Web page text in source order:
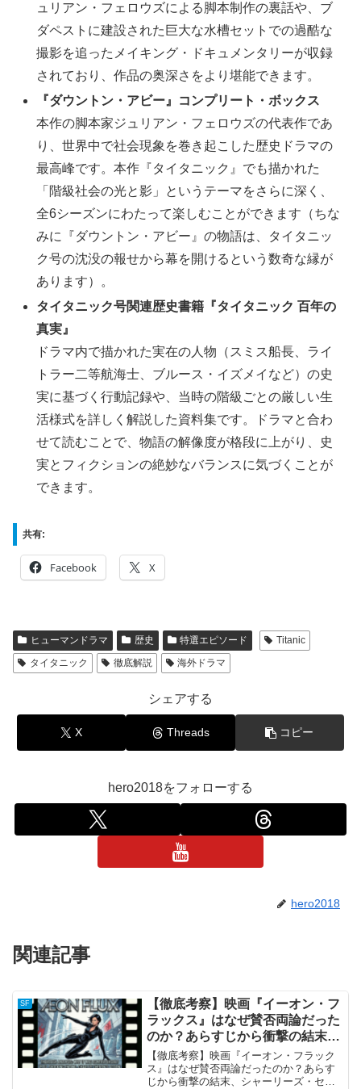
ュリアン・フェロウズによる脚本制作の裏話や、ブ
ダペストに建設された巨大な水槽セットでの過酷な
撮影を追ったメイキング・ドキュメンタリーが収録
されており、作品の奥深さをより堪能できます。
『ダウントン・アビー』コンプリート・ボックス
本作の脚本家ジュリアン・フェロウズの代表作であ
り、世界中で社会現象を巻き起こした歴史ドラマの
最高峰です。本作『タイタニック』でも描かれた
「階級社会の光と影」というテーマをさらに深く、
全6シーズンにわたって楽しむことができます（ちな
みに『ダウントン・アビー』の物語は、タイタニッ
ク号の沈没の報せから幕を開けるという数奇な縁が
あります）。
タイタニック号関連歴史書籍『タイタニック 百年の
真実』
ドラマ内で描かれた実在の人物（スミス船長、ライ
トラー二等航海士、ブルース・イズメイなど）の史
実に基づく行動記録や、当時の階級ごとの厳しい生
活様式を詳しく解説した資料集です。ドラマと合わ
せて読むことで、物語の解像度が格段に上がり、史
実とフィクションの絶妙なバランスに気づくことが
できます。
共有:
Facebook X
ヒューマンドラマ 歴史 特選エピソード
Titanic
タイタニック
徹底解説 海外ドラマ
シェアする
X Threads コピー
hero2018をフォローする
hero2018
関連記事
SF
【徹底考察】映画『イーオン・フ
ラックス』はなぜ賛否両論だった
のか？あらすじから衝撃の結末、
シャーリーズ・セロンの美技まで
完全解説
【徹底考察】映画『イーオン・フラック
ス』はなぜ賛否両論だったのか？あらす
じから衝撃の結末、シャーリーズ・セロ